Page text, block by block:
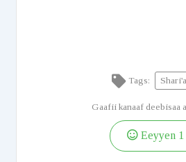
Tags:
Gaafii kanaaf deebisaa
Eeyyen 1